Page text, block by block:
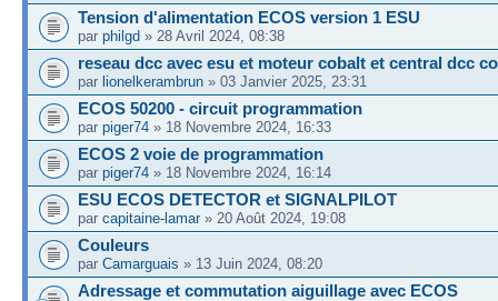
Tension d'alimentation ECOS version 1 ESU
par philgd » 28 Avril 2024, 08:38
reseau dcc avec esu et moteur cobalt et central dcc
par lionelkerambrun » 03 Janvier 2025, 23:31
ECOS 50200 - circuit programmation
par piger74 » 18 Novembre 2024, 16:33
ECOS 2 voie de programmation
par piger74 » 18 Novembre 2024, 16:14
ESU ECOS DETECTOR et SIGNALPILOT
par capitaine-lamar » 20 Août 2024, 19:08
Couleurs
par Camarguais » 13 Juin 2024, 08:20
Adressage et commutation aiguillage avec ECOS